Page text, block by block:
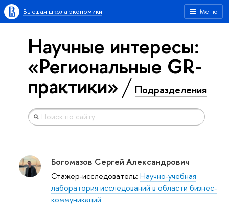
Меню
Высшая школа экономики
Научные интересы:
«Региональные GR-
практики» Подразделения
Богомазов Сергей Александрович
Стажер-исследователь: Научно-учебная
лаборатория исследований в области бизнес-
коммуникаций